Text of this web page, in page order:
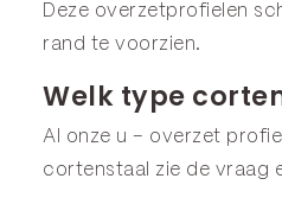
Deze overzetprofielen
rand te voorzien.
Welk type
Al onze u – overzet
cortenstaal zie de vraag